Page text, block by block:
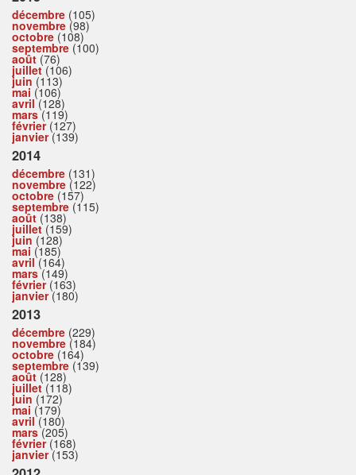
décembre (105)
novembre (98)
octobre (108)
septembre (100)
août (76)
juillet(106)
juin (113)
mai (106)
avril(128)
mars(119)
février(127)
janvier(139)
2014
décembre (131)
novembre (122)
octobre (157)
septembre (115)
août (138)
juillet(159)
juin (128)
mai (185)
avril(164)
mars(149)
février(163)
janvier(180)
2013
décembre (229)
novembre (184)
octobre (164)
septembre (139)
août (128)
juillet(118)
juin (172)
mai (179)
avril(180)
mars(205)
février(168)
janvier(153)